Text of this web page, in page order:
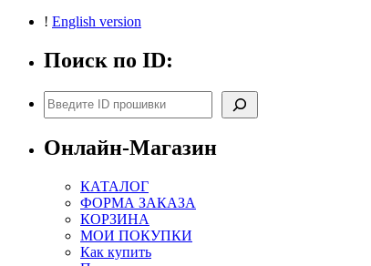
! English version
Поиск по ID:
Поиск
Онлайн-Магазин
КАТАЛОГ
ФОРМА ЗАКАЗА
КОРЗИНА
МОИ ПОКУПКИ
Как купить